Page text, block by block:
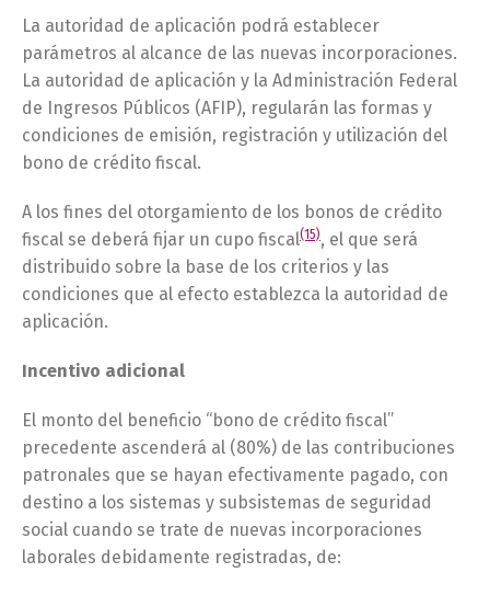
La autoridad de aplicación podrá establecer
parámetros al alcance de las nuevas incorporaciones.
La autoridad de aplicación y la Administración Federal
de Ingresos Públicos (AFIP), regularán las formas y
condiciones de emisión, registración y utilización del
bono de crédito fiscal.
A los fines del otorgamiento de los bonos de crédito
fiscal se deberá fijar un cupo fiscal(15), el que será
distribuido sobre la base de los criterios y las
condiciones que al efecto establezca la autoridad de
aplicación.
Incentivo adicional
El monto del beneficio “bono de crédito fiscal”
precedente ascenderá al (80%) de las contribuciones
patronales que se hayan efectivamente pagado, con
destino a los sistemas y subsistemas de seguridad
social cuando se trate de nuevas incorporaciones
laborales debidamente registradas, de: